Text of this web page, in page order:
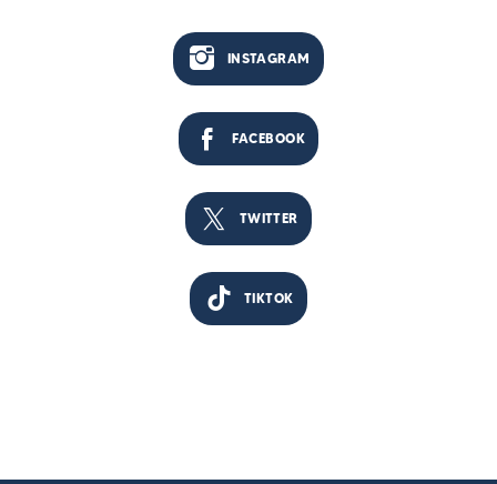
INSTAGRAM
FACEBOOK
TWITTER
TIKTOK